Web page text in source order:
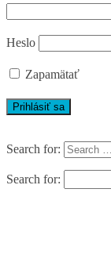
Heslo
Zapamätať
Search for:
Search for: